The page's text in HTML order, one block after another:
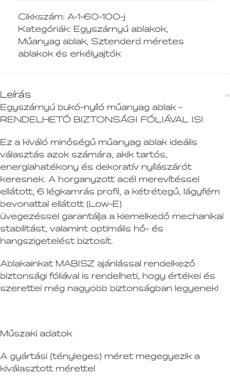
Cikkszám: A-1-60-100-j
Kategóriák: Egyszárnyú ablakok,
Műanyag ablak, Sztenderd méretes
ablakok és erkélyajtók
Leírás
Egyszárnyú bukó-nyíló műanyag ablak –
RENDELHETŐ BIZTONSÁGI FÓLIÁVAL IS!
Ez a kiváló minőségű műanyag ablak ideális
választás azok számára, akik tartós,
energiahatékony és dekoratív nyílászárót
keresnek. A horganyzott acél merevítéssel
ellátott, 6 légkamrás profil, a kétrétegű, lágyfém
bevonattal ellátott (Low-E)
üvegezéssel garantálja a kiemelkedő mechanikai
stabilitást, valamint optimális hő- és
hangszigetelést biztosít.
Ablakainkat MABISZ ajánlással rendelkező
biztonsági fóliával is rendelheti, hogy értékei és
szerettei még nagyobb biztonságban legyenek!
Műszaki adatok
A gyártási (tényleges) méret megegyezik a
kiválasztott mérettel